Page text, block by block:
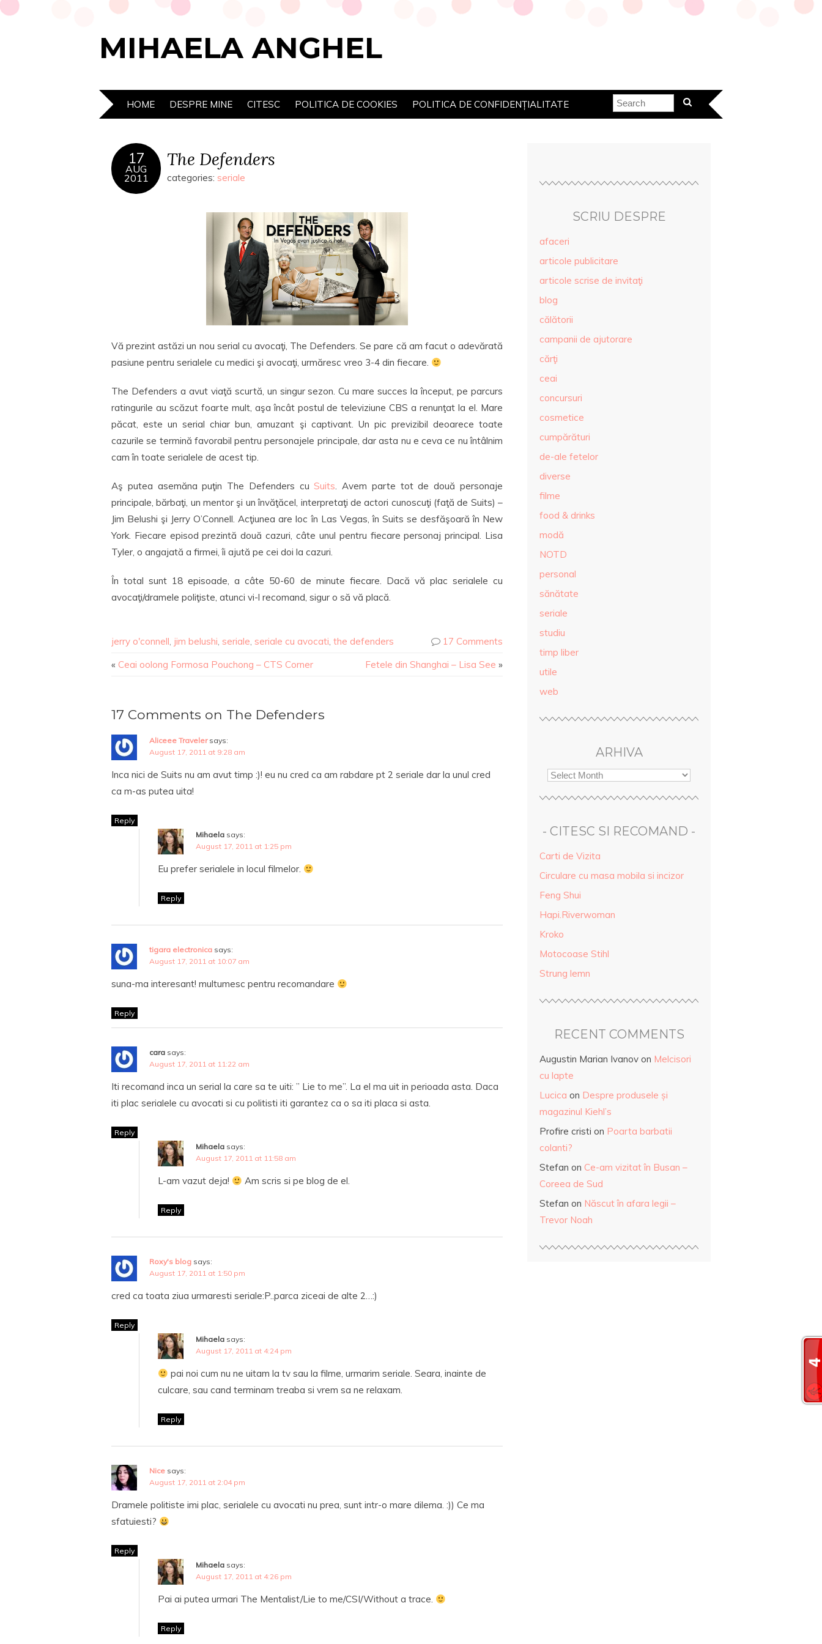
MIHAELA ANGHEL
HOME DESPRE MINE CITESC POLITICA DE COOKIES POLITICA DE CONFIDENȚIALITATE
17
AUG
2011
The Defenders
categories: seriale
Vă prezint astăzi un nou serial cu avocaţi, The Defenders. Se pare că am facut o adevărată
pasiune pentru serialele cu medici şi avocaţi, urmăresc vreo 3-4 din fiecare.
The Defenders a avut viaţă scurtă, un singur sezon. Cu mare succes la început, pe parcurs
ratingurile au scăzut foarte mult, aşa încât postul de televiziune CBS a renunţat la el. Mare
păcat, este un serial chiar bun, amuzant şi captivant. Un pic previzibil deoarece toate
cazurile se termină favorabil pentru personajele principale, dar asta nu e ceva ce nu întâlnim
cam în toate serialele de acest tip.
Aş putea asemăna puţin The Defenders cuSuits. Avem parte tot de două personaje
principale, bărbaţi, un mentor şi un învăţăcel, interpretaţi de actori cunoscuţi (faţă de Suits) –
Jim Belushi şi Jerry O’Connell. Acţiunea are loc în Las Vegas, în Suits se desfăşoară în New
York. Fiecare episod prezintă două cazuri, câte unul pentru fiecare personaj principal. Lisa
Tyler, o angajată a firmei, îi ajută pe cei doi la cazuri.
În total sunt 18 episoade, a câte 50-60 de minute fiecare. Dacă vă plac serialele cu
avocaţi/dramele poliţiste, atunci vi-l recomand, sigur o să vă placă.
jerry o'connell, jim belushi, seriale, seriale cu avocati, the defenders
17 Comments
« Ceai oolong Formosa Pouchong – CTS Corner Fetele din Shanghai – Lisa See »
17 Comments on The Defenders
Aliceee Traveler says:
August 17, 2011 at 9:28 am
Inca nici de Suits nu am avut timp :)! eu nu cred ca am rabdare pt 2 seriale dar la unul cred
ca m-as putea uita!
Reply
Mihaela says:
August 17, 2011 at 1:25 pm
Eu prefer serialele in locul filmelor.
Reply
tigara electronica says:
August 17, 2011 at 10:07 am
suna-ma interesant! multumesc pentru recomandare
Reply
cara says:
August 17, 2011 at 11:22 am
Iti recomand inca un serial la care sa te uiti: ” Lie to me”. La el ma uit in perioada asta. Daca
iti plac serialele cu avocati si cu politisti iti garantez ca o sa iti placa si asta.
Reply
Mihaela says:
August 17, 2011 at 11:58 am
L-am vazut deja! Am scris si pe blog de el.
Reply
Roxy's blog says:
August 17, 2011 at 1:50 pm
cred ca toata ziua urmaresti seriale:P..parca ziceai de alte 2…:)
Reply
Mihaela says:
August 17, 2011 at 4:24 pm
pai noi cum nu ne uitam la tv sau la filme, urmarim seriale. Seara, inainte de
culcare, sau cand terminam treaba si vrem sa ne relaxam.
Reply
Nice says:
August 17, 2011 at 2:04 pm
Dramele politiste imi plac, serialele cu avocati nu prea, sunt intr-o mare dilema. :)) Ce ma
sfatuiesti?
Reply
Mihaela says:
August 17, 2011 at 4:26 pm
Pai ai putea urmari The Mentalist/Lie to me/CSI/Without a trace.
Reply
SCRIU DESPRE
afaceri
articole publicitare
articole scrise de invitaţi
blog
călătorii
campanii de ajutorare
cărţi
ceai
concursuri
cosmetice
cumpărături
de-ale fetelor
diverse
filme
food & drinks
modă
NOTD
personal
sănătate
seriale
studiu
timp liber
utile
web
ARHIVA
- CITESC SI RECOMAND -
Carti de Vizita
Circulare cu masa mobila si incizor
Feng Shui
Hapi.Riverwoman
Kroko
Motocoase Stihl
Strung lemn
RECENT COMMENTS
Augustin Marian Ivanov on Melcisori
cu lapte
Lucica on Despre produsele și
magazinul Kiehl’s
Profire cristi on Poarta barbatii
colanti?
Stefan on Ce-am vizitat în Busan –
Coreea de Sud
Stefan on Născut în afara legii –
Trevor Noah